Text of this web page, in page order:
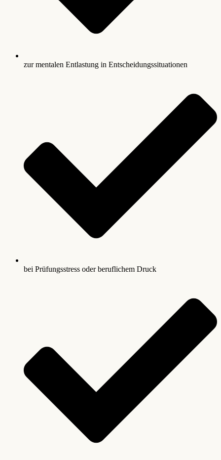
zur mentalen Entlastung in Entscheidungssituationen
bei Prüfungsstress oder beruflichem Druck